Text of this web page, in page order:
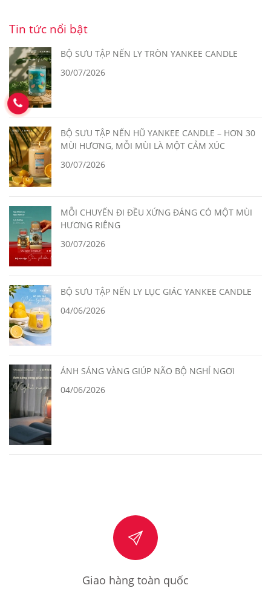
Tin tức nổi bật
BỘ SƯU TẬP NẾN LY TRÒN YANKEE CANDLE
30/07/2026
BỘ SƯU TẬP NẾN HŨ YANKEE CANDLE – HƠN 30
MÙI HƯƠNG, MỖI MÙI LÀ MỘT CẢM XÚC
30/07/2026
MỖI CHUYẾN ĐI ĐỀU XỨNG ĐÁNG CÓ MỘT MÙI
HƯƠNG RIÊNG
30/07/2026
BỘ SƯU TẬP NẾN LY LỤC GIÁC YANKEE CANDLE
04/06/2026
ÁNH SÁNG VÀNG GIÚP NÃO BỘ NGHỈ NGƠI
04/06/2026
Giao hàng toàn quốc